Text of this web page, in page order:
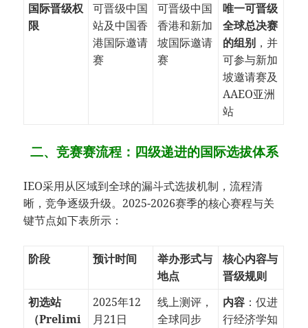
国际晋级权
限
可晋级中国
站及中国香
港国际邀请
赛
可晋级中国
香港和新加
坡国际邀请
赛
唯一可晋级
全球总决赛
的组别 ，并
可参与新加
坡邀请赛及
AAEO亚洲
站
二、竞赛赛流程：四级递进的国际选拔体系
IEO采用从区域到全球的漏斗式选拔机制，流程清
晰，竞争逐级升级。2025-2026赛季的核心赛程与关
键节点如下表所示：
阶段 预计时间
举办形式与
地点
核心内容与
晋级规则
初选站
（Prelimi
2025年12
月21日
线上测评，
全球同步
内容 ：仅进
行经济学知